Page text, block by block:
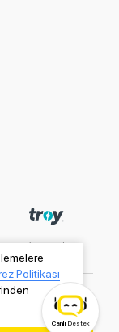
Politikası
Canlı Destek